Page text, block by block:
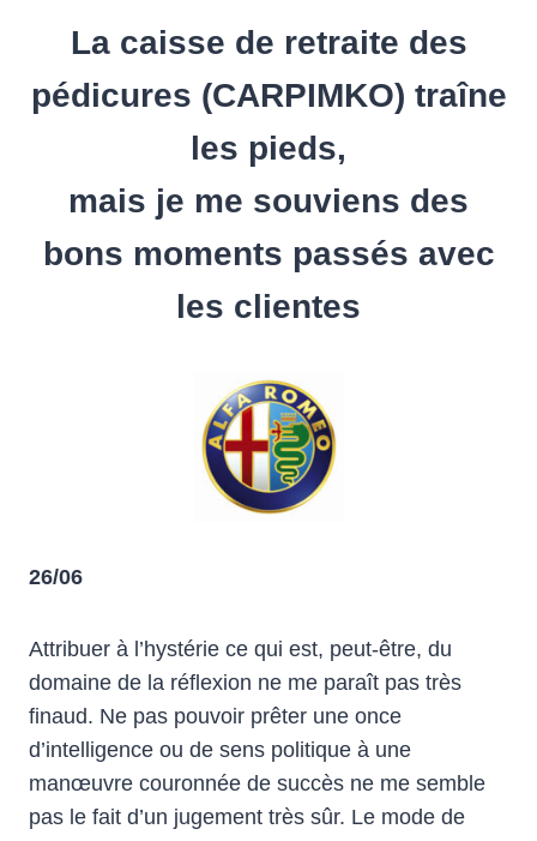
La caisse de retraite des
pédicures (CARPIMKO) traîne
les pieds,
mais je me souviens des
bons moments passés avec
les clientes
26/06
Attribuer à l’hystérie ce qui est, peut-être, du
domaine de la réflexion ne me paraît pas très
finaud. Ne pas pouvoir prêter une once
d’intelligence ou de sens politique à une
manœuvre couronnée de succès ne me semble
pas le fait d’un jugement très sûr. Le mode de